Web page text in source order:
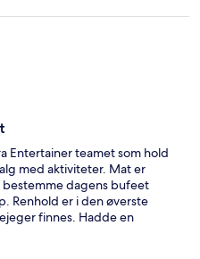
Entertainer teamet som hold
med aktiviteter. Mat er
dagens bufeet
Renhold er i den øverste
finnes. Hadde en
Magic divers. Kan bare
flinke dykkeinstruktører. For